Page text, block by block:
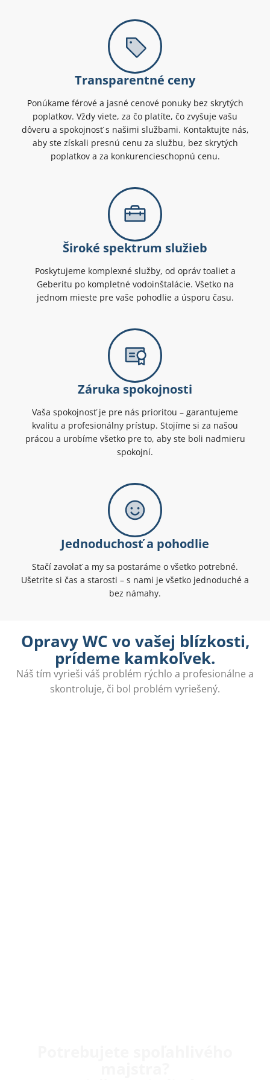
Transparentné ceny
Ponúkame férové a jasné cenové ponuky bez skrytých
poplatkov. Vždy viete, za čo platíte, čo zvyšuje vašu
dôveru a spokojnosť s našimi službami. Kontaktujte nás,
aby ste získali presnú cenu za službu, bez skrytých
poplatkov a za konkurencieschopnú cenu.
Široké spektrum služieb
Poskytujeme komplexné služby, od opráv toaliet a
Geberitu po kompletné vodoinštalácie. Všetko na
jednom mieste pre vaše pohodlie a úsporu času.
Záruka spokojnosti
Vaša spokojnosť je pre nás prioritou – garantujeme
kvalitu a profesionálny prístup. Stojíme si za našou
prácou a urobíme všetko pre to, aby ste boli nadmieru
spokojní.
Jednoduchosť a pohodlie
Stačí zavolať a my sa postaráme o všetko potrebné.
Ušetrite si čas a starosti – s nami je všetko jednoduché a
bez námahy.
Opravy WC vo vašej blízkosti,
prídeme kamkoľvek.
Náš tím vyrieši váš problém rýchlo a profesionálne a
skontroluje, či bol problém vyriešený.